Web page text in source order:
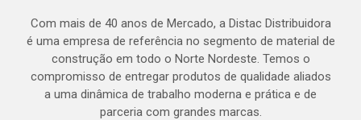
Com mais de 40 anos de Mercado, a Distac Distribuidora
é uma empresa de referência no segmento de material de
construção em todo o Norte Nordeste. Temos o
compromisso de entregar produtos de qualidade aliados
a uma dinâmica de trabalho moderna e prática e de
parceria com grandes marcas.